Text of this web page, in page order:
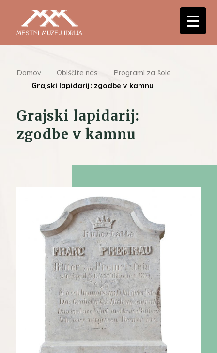
Domov Obiščite nas
Programi za šole
Grajski lapidarij: zgodbe v kamnu
Grajski lapidarij:
zgodbe v kamnu